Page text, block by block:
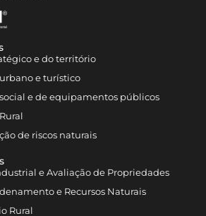
e do território
e turístico
e de equipamentos públicos
de riscos naturais
e Avaliação de Propriedades
e Recursos Naturais
Rural